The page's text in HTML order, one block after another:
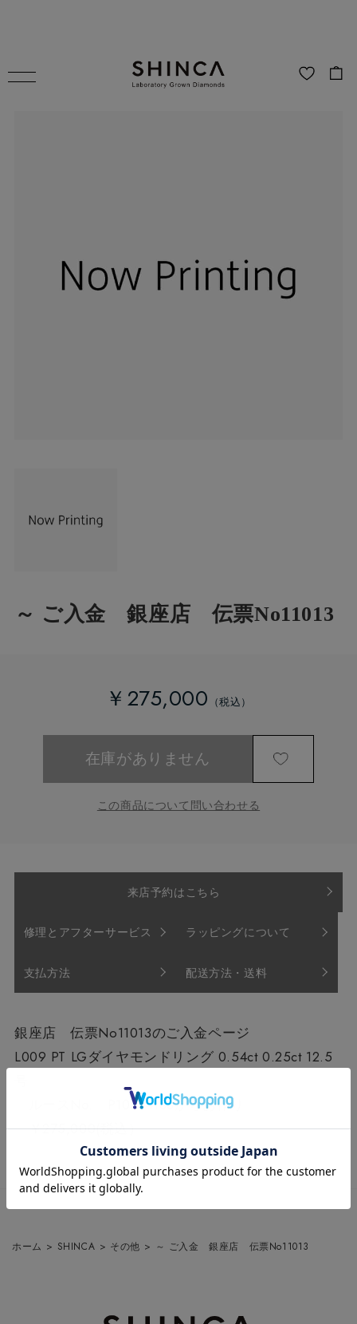
～ ご入金 銀座店 伝票No11013
￥275,000
在庫がありません
この商品について問い合わせる
来店予約はこちら
修理とアフターサービス ラッピングについて
支払方法 配送方法・送料
銀座店 伝票No11013のご入金ページ
L009 PT LGダイヤモンドリング 0.54ct 0.25ct 12.5
ルースNo. P10844188からお作り
￥275,000(税込）
ホーム > SHINCA > その他 > ～ ご入金 銀座店 伝票No11013